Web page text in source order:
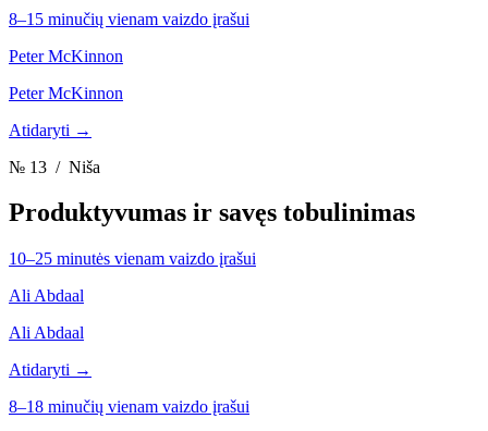
8–15 minučių vienam vaizdo įrašui
Peter McKinnon
Peter McKinnon
Atidaryti →
№ 13 / Niša
Produktyvumas ir savęs tobulinimas
10–25 minutės vienam vaizdo įrašui
Ali Abdaal
Ali Abdaal
Atidaryti →
8–18 minučių vienam vaizdo įrašui